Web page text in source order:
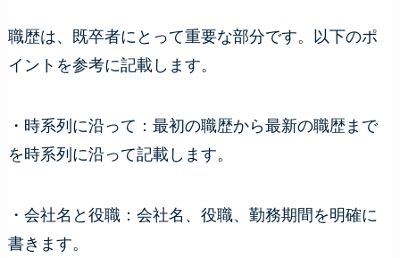
職歴は、既卒者にとって重要な部分です。以下のポ
イントを参考に記載します。
・時系列に沿って：最初の職歴から最新の職歴まで
を時系列に沿って記載します。
・会社名と役職：会社名、役職、勤務期間を明確に
書きます。